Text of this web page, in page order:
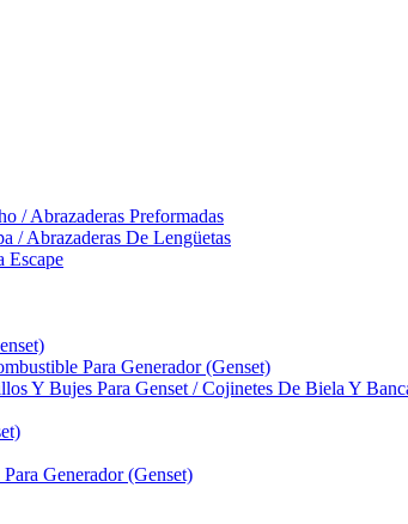
/ Abrazaderas Preformadas
/ Abrazaderas De Lengüetas
Escape
Para Generador (Genset)
Y Bujes Para Genset / Cojinetes De Biela Y
Generador (Genset)